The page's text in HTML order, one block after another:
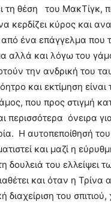
τη θέση του ΜακΤίγκ,
κερδίζει κύρος και
ένα επάγγελμα που
αλλά και λόγω του
την ανδρική του
και εκτίμηση είναι
που προς στιγμή
περισσότερα όνειρα
Η αυτοπεποίθησή
και μαζί η
δουλειά του ελλείψει
και όταν η Τρίνα
διαχείριση του